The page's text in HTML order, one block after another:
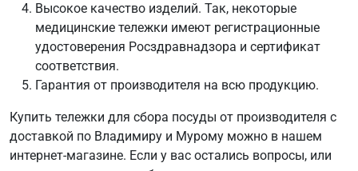
Высокое качество изделий. Так, некоторые
медицинские тележки имеют регистрационные
удостоверения Росздравнадзора и сертификат
соответствия.
Гарантия от производителя на всю продукцию.
Купить тележки для сбора посуды от производителя с
доставкой по Владимиру и Мурому можно в нашем
интернет-магазине. Если у вас остались вопросы, или